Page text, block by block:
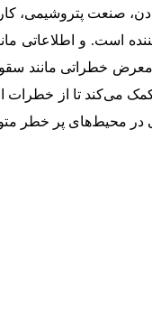
صنعت پتروشیمی،
است. و اطلاعاتی
خطراتی مانند
می‌کند تا از خطرات
در محیط‌های پر